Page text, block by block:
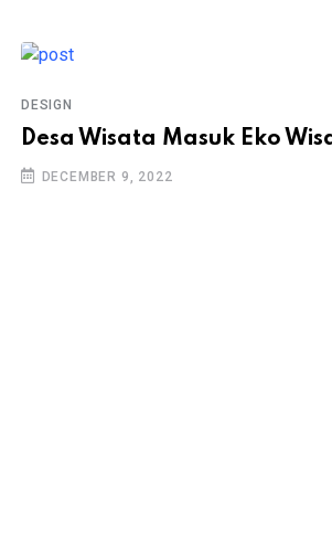
DESIGN
Desa Wisata Masuk Eko
DECEMBER 9, 2022